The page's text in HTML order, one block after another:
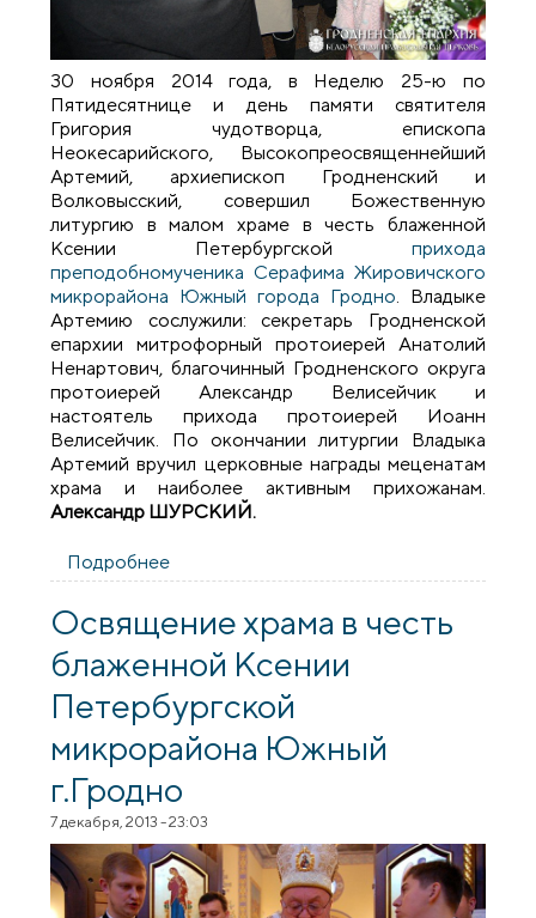
30 ноября 2014 года, в Неделю 25-ю по
Пятидесятнице и день памяти святителя
Григория чудотворца, епископа
Неокесарийского, Высокопреосвященнейший
Артемий, архиепископ Гродненский и
Волковысский, совершил Божественную
литургию в малом храме в честь блаженной
Ксении Петербургской прихода
преподобномученика Серафима Жировичского
микрорайона Южный города Гродно. Владыке
Артемию сослужили: секретарь Гродненской
епархии митрофорный протоиерей Анатолий
Ненартович, благочинный Гродненского округа
протоиерей Александр Велисейчик и
настоятель прихода протоиерей Иоанн
Велисейчик. По окончании литургии Владыка
Артемий вручил церковные награды меценатам
храма и наиболее активным прихожанам.
Александр ШУРСКИЙ.
Подробнее
в честь преподобномученика Серафима
Освящение храма в честь
блаженной Ксении
Петербургской
микрорайона Южный
г.Гродно
7 декабря, 2013 - 23:03